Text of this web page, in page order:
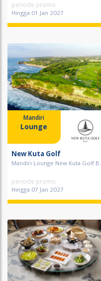
periode promo
Hingga 01 Jan 2027
Mandiri
Lounge
New Kuta Golf
Mandiri Lounge New Kuta Golf B...
periode promo
Hingga 07 Jan 2027